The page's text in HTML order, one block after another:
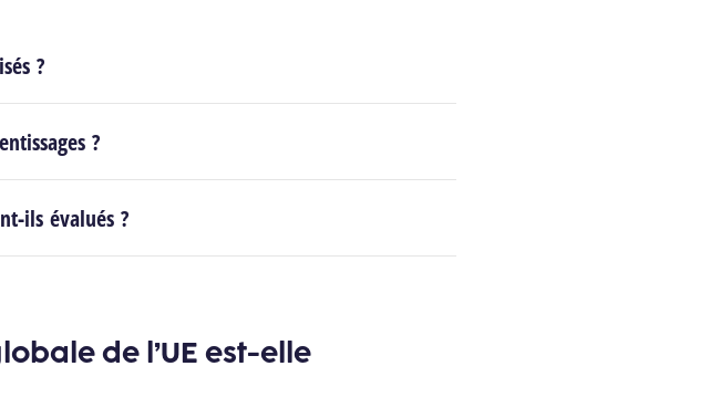
?
?
ils évalués ?
de l’UE est-elle